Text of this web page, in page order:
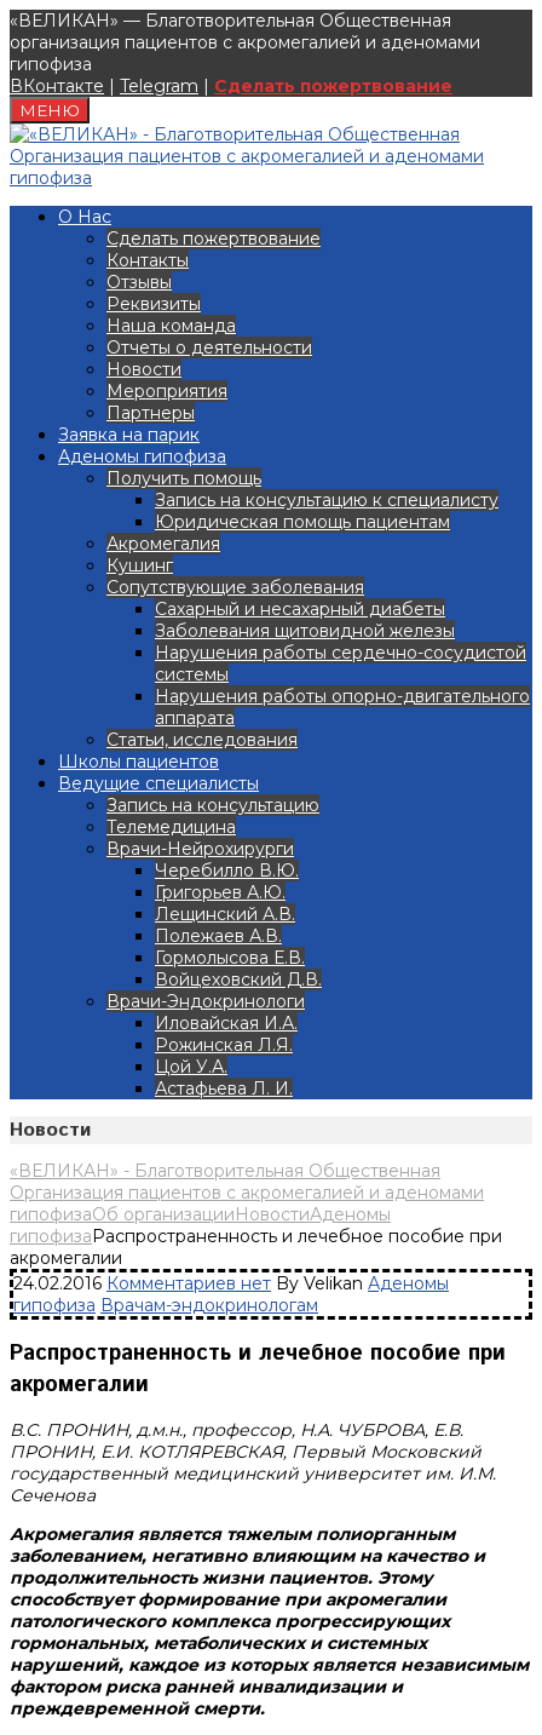
«ВЕЛИКАН» — Благотворительная Общественная
организация пациентов с акромегалией и аденомами
гипофиза
ВКонтакте | Telegram | Сделать пожертвование
МЕНЮ
О Нас
Сделать пожертвование
Контакты
Отзывы
Реквизиты
Наша команда
Отчеты о деятельности
Новости
Мероприятия
Партнеры
Заявка на парик
Аденомы гипофиза
Получить помощь
Запись на консультацию к специалисту
Юридическая помощь пациентам
Акромегалия
Кушинг
Сопутствующие заболевания
Сахарный и несахарный диабеты
Заболевания щитовидной железы
Нарушения работы сердечно-сосудистой
системы
Нарушения работы опорно-двигательного
аппарата
Статьи, исследования
Школы пациентов
Ведущие специалисты
Запись на консультацию
Телемедицина
Врачи-Нейрохирурги
Черебилло В.Ю.
Григорьев А.Ю.
Лещинский А.В.
Полежаев А.В.
Гормолысова Е.В.
Войцеховский Д.В.
Врачи-Эндокринологи
Иловайская И.А.
Рожинская Л.Я.
Цой У.А.
Астафьева Л. И.
Новости
«ВЕЛИКАН» - Благотворительная Общественная
Организация пациентов с акромегалией и аденомами
гипофизаОб организацииНовостиАденомы
гипофизаРаспространенность и лечебное пособие при
акромегалии
24.02.2016 Комментариев нет By Velikan Аденомы
гипофиза Врачам-эндокринологам
Распространенность и лечебное пособие при
акромегалии
В.С. ПРОНИН, д.м.н., профессор, Н.А. ЧУБРОВА, Е.В.
ПРОНИН, Е.И. КОТЛЯРЕВСКАЯ, Первый Московский
государственный медицинский университет им. И.М.
Сеченова
Акромегалияявляется тяжелым полиорганным
заболеванием, негативно влияющим на качество и
продолжительность жизни пациентов. Этому
способствует формирование при акромегалии
патологического комплекса прогрессирующих
гормональных, метаболических и системных
нарушений, каждое из которых является независимым
фактором риска ранней инвалидизации и
преждевременной смерти.